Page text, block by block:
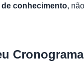
conhecimento, não
Cronograma